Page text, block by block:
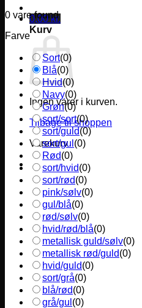
0,00 kr.
Kurv
Ingen varer i kurven.
Tilbage til shoppen
Varekurv
0 vare found
Farve
Sort(0)
Blå(0)
Hvid(0)
Navy(0)
Grøn(0)
sort/sort(0)
sort/guld(0)
sort/gul (0)
Rød(0)
sort/hvid(0)
sort/rød(0)
pink/sølv(0)
gul/blå(0)
rød/sølv(0)
hvid/rød/blå(0)
metallisk guld/sølv(0)
metallisk rød/guld(0)
hvid/guld(0)
sort/grå(0)
blå/rød(0)
grå/gul (0)